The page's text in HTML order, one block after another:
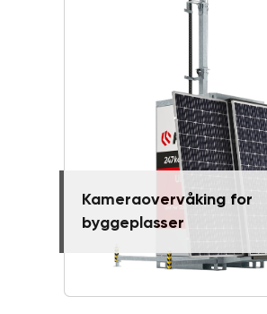
Kameraovervåking for
byggeplasser